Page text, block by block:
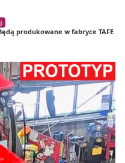
produkowane w fabryce TAFE